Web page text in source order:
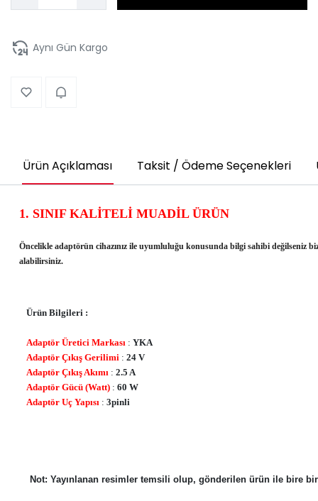
Aynı Gün Kargo
Ürün Açıklaması Taksit / Ödeme Seçenekleri
1. SINIF KALİTELİ MUADİL ÜRÜN
Öncelikle adaptörün cihazınız ile uyumluluğu konusunda bilgi sahibi değilseniz
alabilirsiniz.
Ürün Bilgileri :
Adaptör Üretici Markası : YKA
Adaptör Çıkış Gerilimi : 24 V
Adaptör Çıkış Akımı : 2.5 A
Adaptör Gücü (Watt) : 60 W
Adaptör Uç Yapısı : 3pinli
Not: Yayınlanan resimler temsili olup, gönderilen ürün ile bire